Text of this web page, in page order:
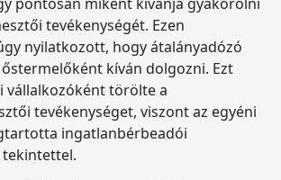
tevékenységét. Ezen
nyilatkozott, hogy átalányadózó
kíván dolgozni. Ezt
vállalkozóként törölte a
tevékenységet, viszont az egyéni
ingatlanbérbeadói
tekintettel.